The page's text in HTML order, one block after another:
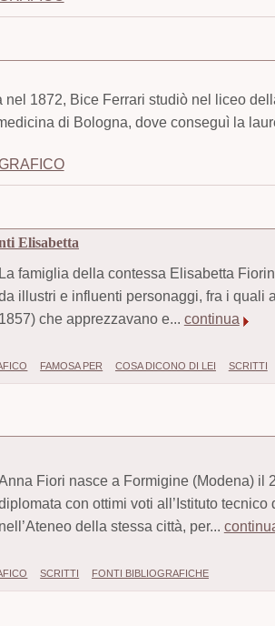
nel 1872, Bice Ferrari studiò nel liceo
di Bologna, dove conseguì la
Elisabetta
La famiglia della contessa Elisabetta
illustri e influenti personaggi, fra i quali
1857) che apprezzavano e... continua
FAMOSA PER COSA DICONO DI LEI SCRITTI
Fiori nasce a Formigine (Modena) il
con ottimi voti all’Istituto
nell’Ateneo della stessa città, per...
SCRITTI FONTI BIBLIOGRAFICHE